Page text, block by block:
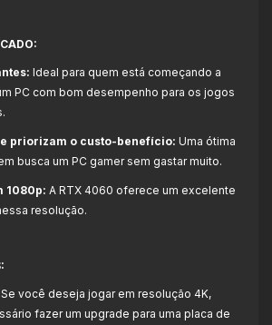
Ideal para quem está começando a
PC com bom desempenho para os jogos
priorizam o custo-benefício: Uma ótima
busca um PC gamer sem gastar muito.
1080p: A RTX 4060 oferece um excelente
resolução.
Se você deseja jogar em resolução 4K,
fazer um upgrade para uma placa de